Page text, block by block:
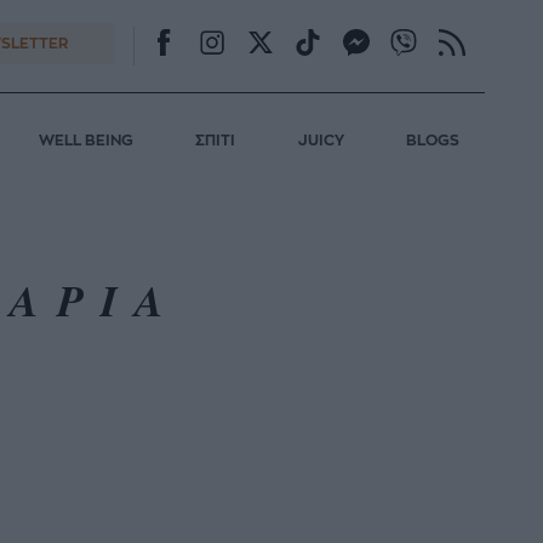
WELL BEING ΣΠΙΤΙ JUICY BLOGS